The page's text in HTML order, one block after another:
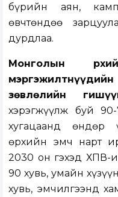
бүрийн аян,
өвчтөндөө
дурдлаа.
Монголын
зөвлөлийн
хэрэгжүүлж буй
хугацаанд өндөр
өрхийн эмч нарт
2030 он гэхэд ХПВ-
90 хувь, умайн
хувь, эмчилгээнд